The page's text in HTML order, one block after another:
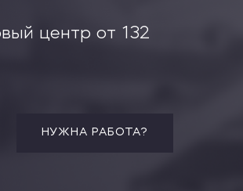
ночных клубов
центр от 132
НУЖНА РАБОТА?